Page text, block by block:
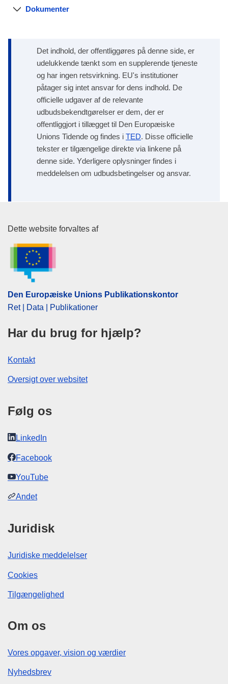
Dokumenter
Det indhold, der offentliggøres på denne side, er
udelukkende tænkt som en supplerende tjeneste
og har ingen retsvirkning. EU's institutioner
påtager sig intet ansvar for dens indhold. De
officielle udgaver af de relevante
udbudsbekendtgørelser er dem, der er
offentliggjort i tillægget til Den Europæiske
Unions Tidende og findes i TED. Disse officielle
tekster er tilgængelige direkte via linkene på
denne side. Yderligere oplysninger findes i
meddelelsen om udbudsbetingelser og ansvar.
Den Europæiske Unions
Dette website forvaltes af
Den Europæiske Unions Publikationskontor
Ret | Data | Publikationer
Har du brug for hjælp?
Kontakt
Oversigt over websitet
Følg os
LinkedIn
Facebook
YouTube
Andet
Juridisk
Juridiske meddelelser
Cookies
Tilgængelighed
Om os
Vores opgaver, vision og værdier
Nyhedsbrev